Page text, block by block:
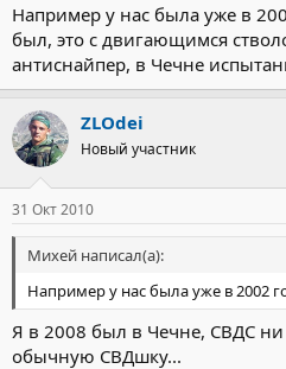
Например у нас была уже в
был, это с двигающимся
антиснайпер, в Чечне
ZLOdei
Новый участник
31 Окт 2010
Михей написал(а):
Например у нас была уже в 2002
Я в 2008 был в Чечне, СВДС ни
обычную СВДшку...